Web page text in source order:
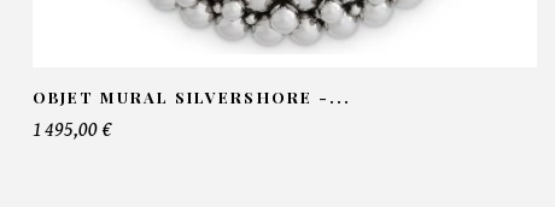
Nombre de produit*
OBJET MURAL SILVERSHORE -...
1 495,00 €